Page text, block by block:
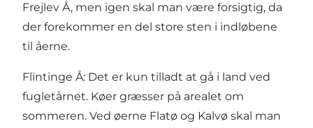
Frejlev Å, men igen skal man være forsigtig, da
der forekommer en del store sten i indløbene
til åerne.
Flintinge Å: Det er kun tilladt at gå i land ved
fugletårnet. Køer græsser på arealet om
sommeren. Ved øerne Flatø og Kalvø skal man